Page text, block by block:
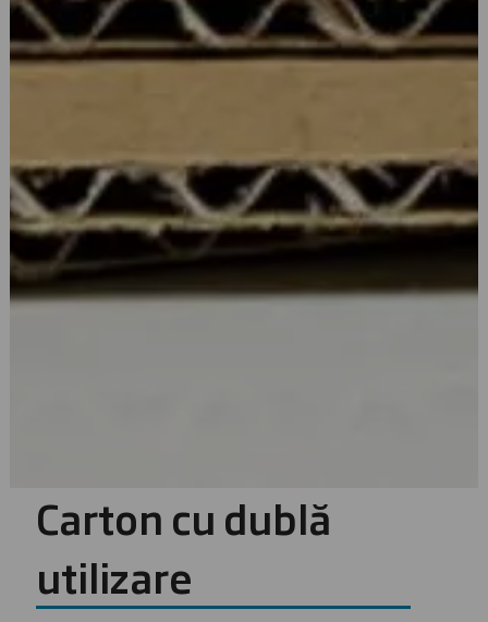
Carton cu dublă
utilizare